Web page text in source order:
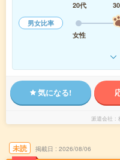
20代
男女比率
女性
気になる!
派遣会社
未読 掲載日 2026/08/06